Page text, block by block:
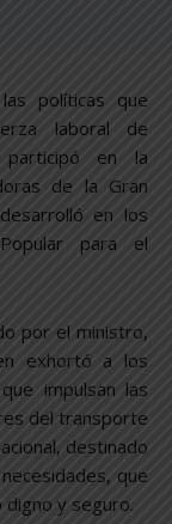
políticas que
laboral de
participó en la
de la Gran
en los
para el
por el ministro,
exhortó a los
impulsan las
del transporte
destinado
que
digno y seguro.